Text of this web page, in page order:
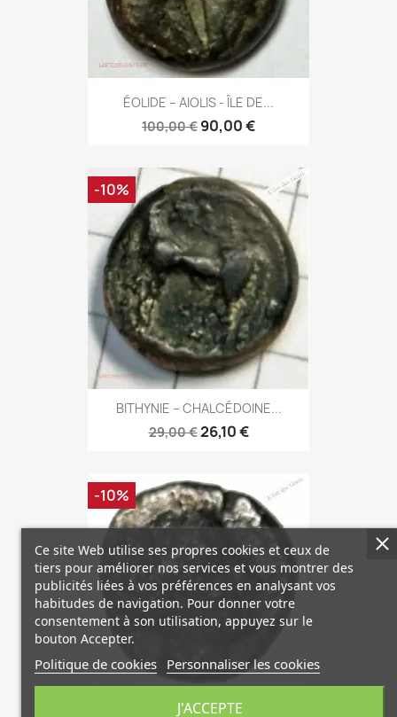
ÉOLIDE – AIOLIS - ÎLE DE...
100,00 € 90,00 €
BITHYNIE – CHALCÉDOINE...
29,00 €26,10 €
-10%
-10%
Ce site Web utilise ses propres cookies et ceux de
tiers pour améliorer nos services et vous montrer des
publicités liées à vos préférences en analysant vos
habitudes de navigation. Pour donner votre
consentement à son utilisation, appuyez sur le
bouton Accepter.
Politique de cookies Personnaliser les cookies
J'ACCEPTE